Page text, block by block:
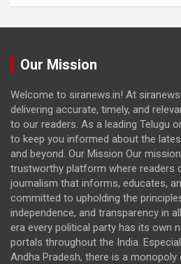
Our Mission
Welcome to siranews.in! At
delivering accurate, timely, and
to our readers. As a leading Telugu
to keep you informed about the
and beyond. Our Mission Our
trustworthy platform where readers
journalism that informs, educates,
committed to upholding the
independence, and transparency in
era every political party has its own
portals throughout the India.
Andha Pradesh, there is a